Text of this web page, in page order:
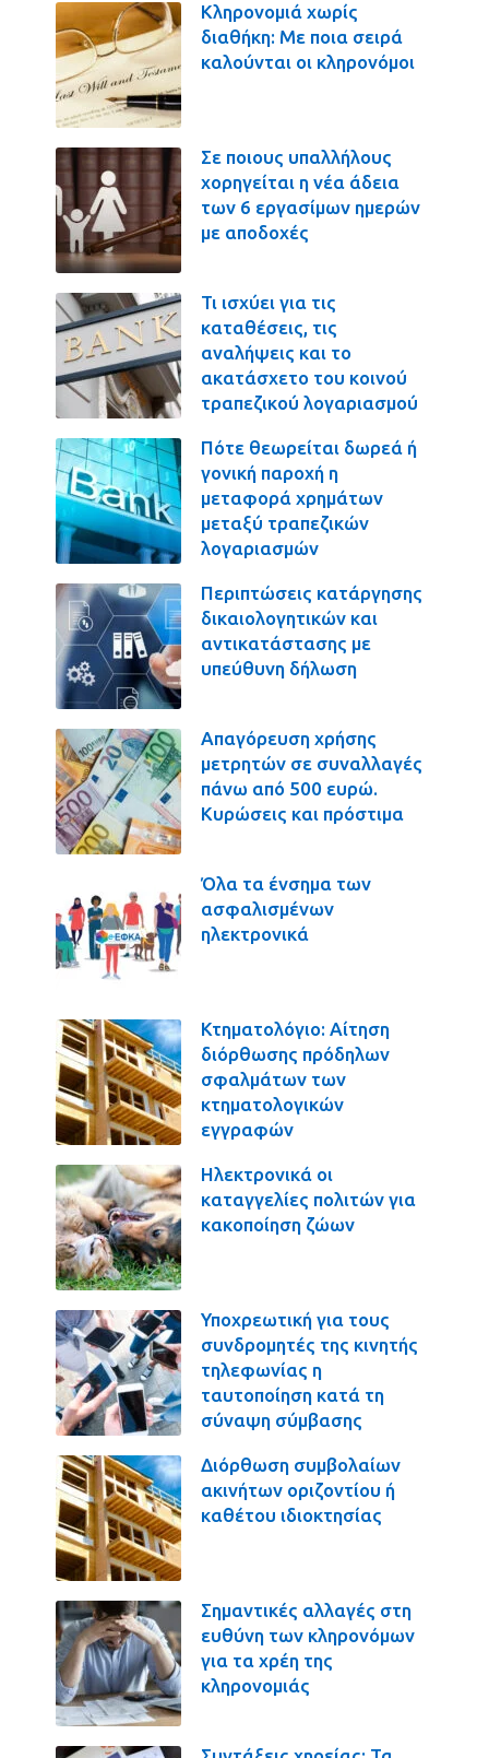
Κληρονομιά χωρίς
διαθήκη: Με ποια σειρά
καλούνται οι κληρονόμοι
Σε ποιους υπαλλήλους
χορηγείται η νέα άδεια
των 6 εργασίμων ημερών
με αποδοχές
Τι ισχύει για τις
καταθέσεις, τις
αναλήψεις και το
ακατάσχετο του κοινού
τραπεζικού λογαριασμού
Πότε θεωρείται δωρεά ή
γονική παροχή η
μεταφορά χρημάτων
μεταξύ τραπεζικών
λογαριασμών
Περιπτώσεις κατάργησης
δικαιολογητικών και
αντικατάστασης με
υπεύθυνη δήλωση
Απαγόρευση χρήσης
μετρητών σε συναλλαγές
πάνω από 500 ευρώ.
Κυρώσεις και πρόστιμα
Όλα τα ένσημα των
ασφαλισμένων
ηλεκτρονικά
Κτηματολόγιο: Αίτηση
διόρθωσης πρόδηλων
σφαλμάτων των
κτηματολογικών
εγγραφών
Ηλεκτρονικά οι
καταγγελίες πολιτών για
κακοποίηση ζώων
Υποχρεωτική για τους
συνδρομητές της κινητής
τηλεφωνίας η
ταυτοποίηση κατά τη
σύναψη σύμβασης
Διόρθωση συμβολαίων
ακινήτων οριζοντίου ή
καθέτου ιδιοκτησίας
Σημαντικές αλλαγές στη
ευθύνη των κληρονόμων
για τα χρέη της
κληρονομιάς